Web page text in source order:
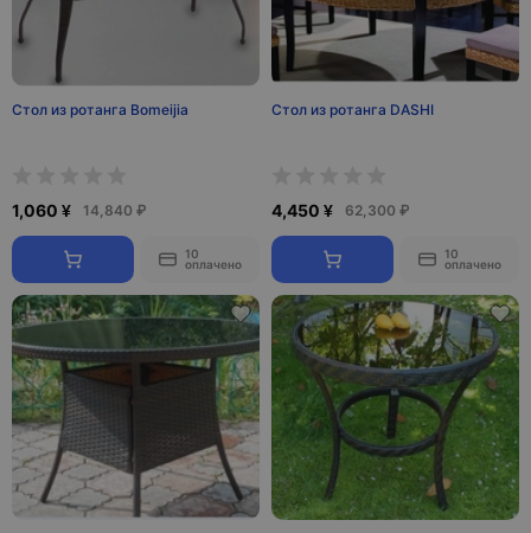
Стол из ротанга Bomeijia
1,060 ¥ 14,840 ₽
10
оплачено
Стол из ротанга DASHI
4,450 ¥ 62,300 ₽
10
оплачено